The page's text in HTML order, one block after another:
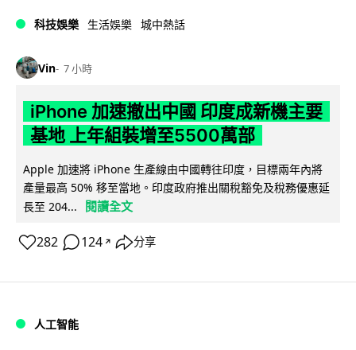
科技娛樂 生活娛樂 城中熱話
Vin 7 小時
iPhone 加速撤出中國 印度成新機主要
基地 上年組裝增至5500萬部
Apple 加速將 iPhone 生產線由中國轉往印度，目標兩年內將
產量最高 50% 移至當地。印度政府推出關稅豁免及稅務優惠延
長至 204...
閱讀全文
282 124 ↗ 分享
人工智能